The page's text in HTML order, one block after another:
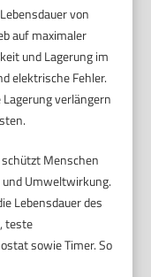
von
auf maximaler
und Lagerung im
elektrische Fehler.
verlängern
Menschen
Umweltwirkung.
Lebensdauer des
teste
sowie Timer. So